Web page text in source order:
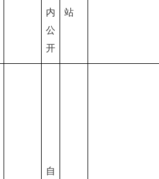
内
公
开
站
自